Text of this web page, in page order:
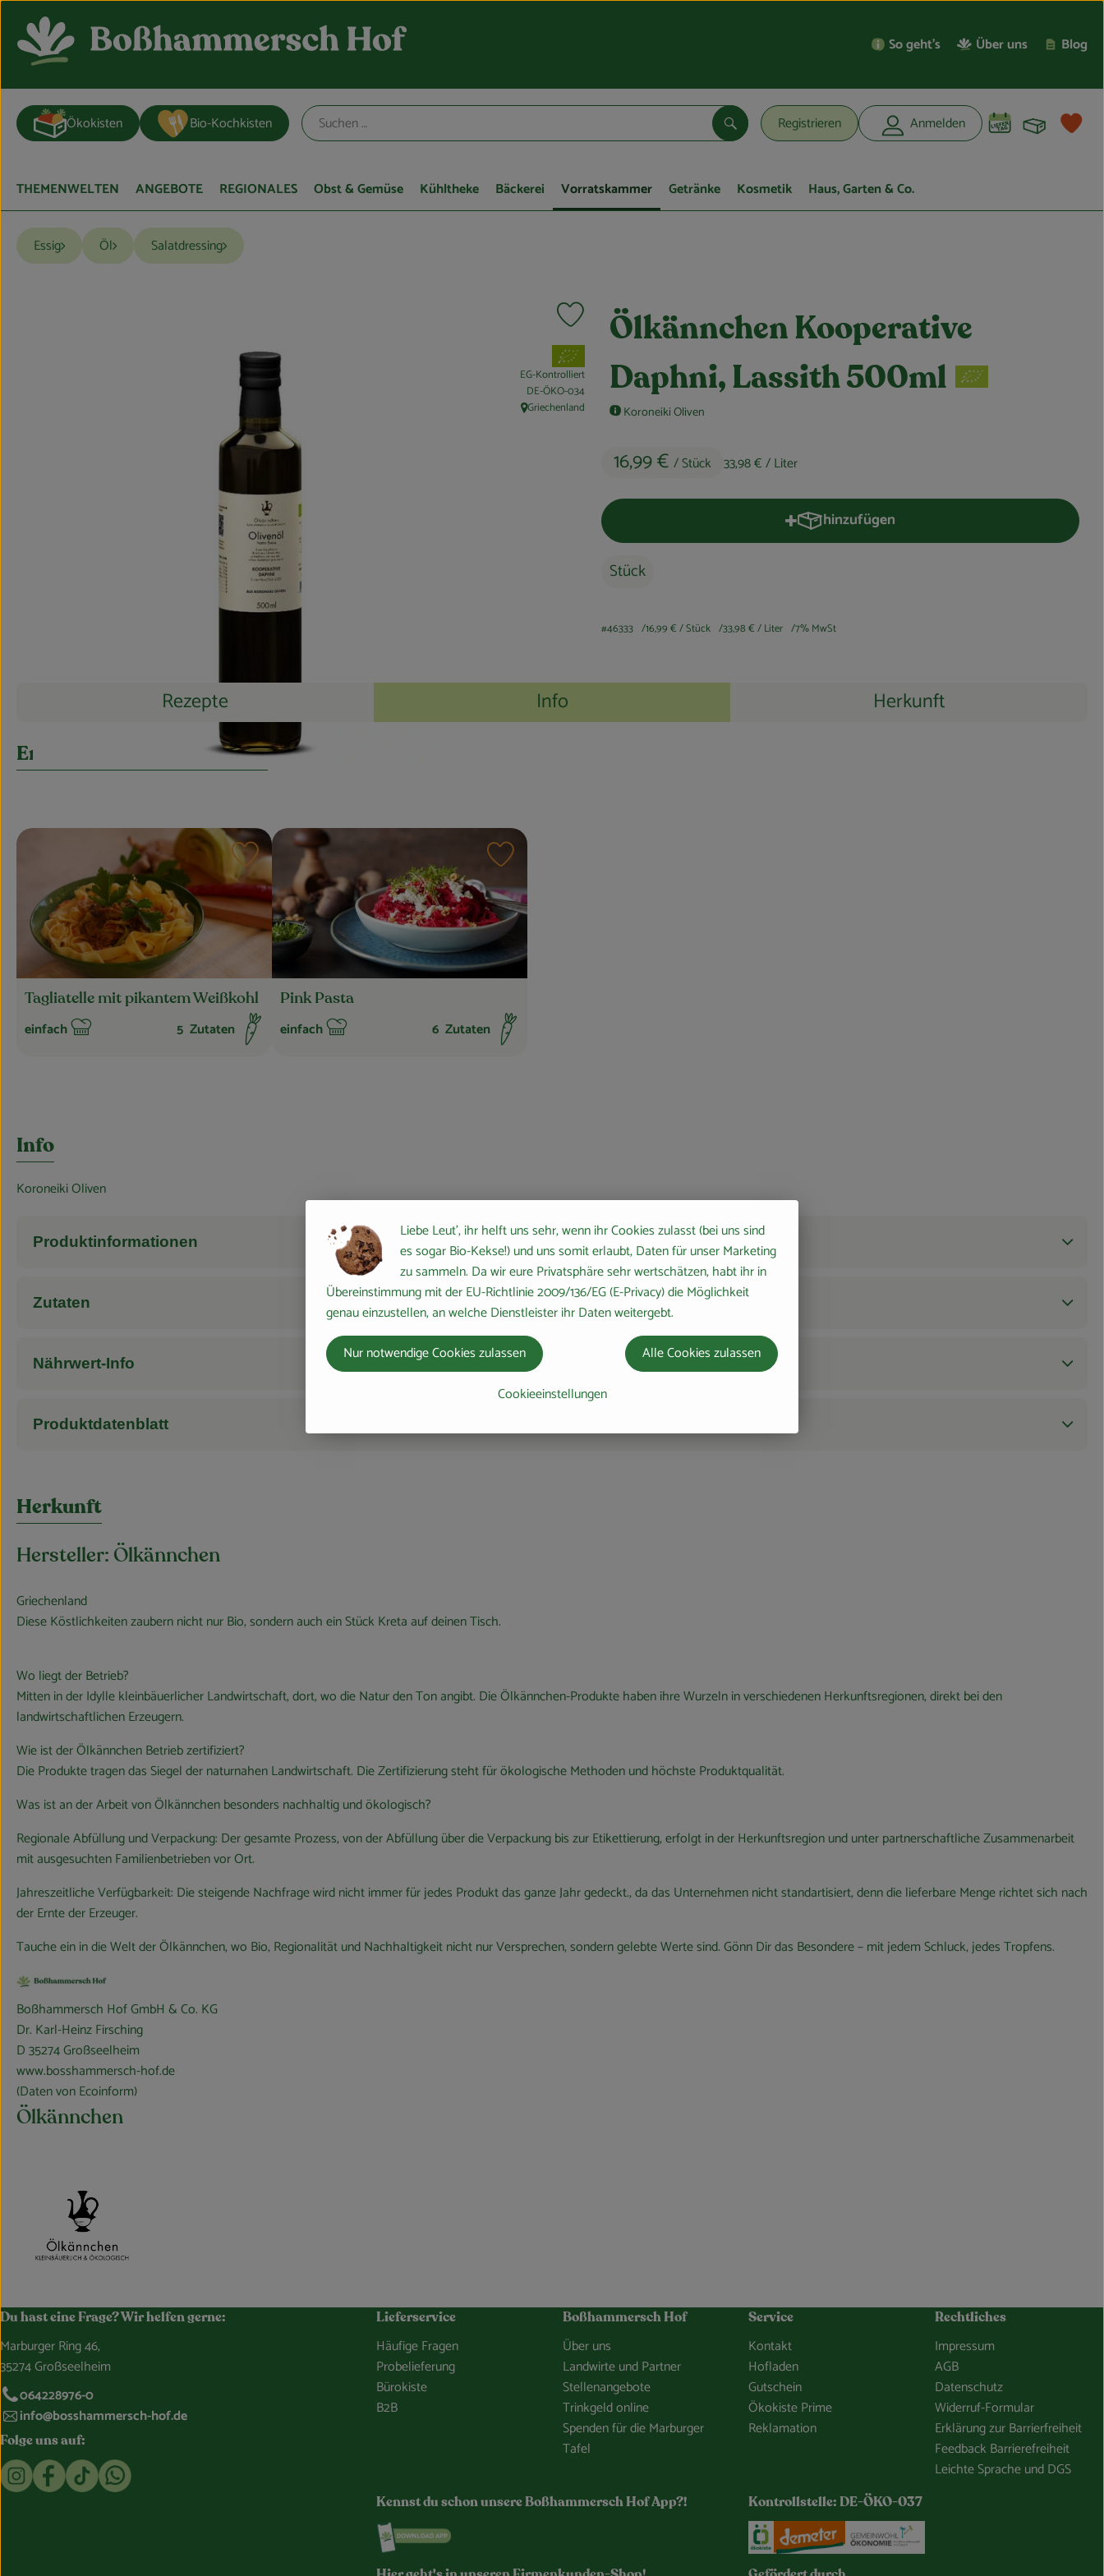
So geht’s Über uns Blog
Registrieren Anmelden
Suchen
Ökokisten Bio-Kochkisten
THEMENWELTEN ANGEBOTE REGIONALES Obst & Gemüse Kühltheke Bäckerei Vorratskammer Getränke Kosmetik Haus, Garten & Co.
Essig Öl Salatdressing
Ölkännchen Kooperative
Daphni, Lassith 500ml
Koroneiki Oliven
16,99 € / Stück 33,98 €/ Liter
Produkt zu Favouriten hinzufügen
, Verband:
EG-Kontrolliert
, Kontrollstelle:
DE-ÖKO-034
, Herkunft:
Griechenland
hinzufügen
Produkt zum Warenkorb hinzufügen
Stück
#46333 16,99 €/ Stück 33,98 €/ Liter 7% MwSt
Rezepte Info Herkunft
Entdecke passende Rezepte
Tagliatelle mit pikantem Weißkohl
Schwierigkeit:
einfach 5 Zutaten
Rezept zu Favouriten hinzufügen
Pink Pasta
Schwierigkeit:
einfach 6 Zutaten
Info
Koroneiki Oliven
Produktinformationen
Zutaten
Nährwert-Info
Produktdatenblatt
Herkunft
Hersteller: Ölkännchen
Griechenland
Diese Köstlichkeiten zaubern nicht nur Bio, sondern auch ein Stück Kreta auf deinen Tisch.
Wo liegt der Betrieb?
Mitten in der Idylle kleinbäuerlicher Landwirtschaft, dort, wo die Natur den Ton angibt. Die Ölkännchen-Produkte haben ihre Wurzeln in verschiedenen Herkunftsregionen, direkt bei den
landwirtschaftlichen Erzeugern.
Wie ist der Ölkännchen Betrieb zertifiziert?
Die Produkte tragen das Siegel der naturnahen Landwirtschaft. Die Zertifizierung steht für ökologische Methoden und höchste Produktqualität.
Was ist an der Arbeit von Ölkännchen besonders nachhaltig und ökologisch?
Regionale Abfüllung und Verpackung: Der gesamte Prozess, von der Abfüllung über die Verpackung bis zur Etikettierung, erfolgt in der Herkunftsregion und unter partnerschaftliche Zusammenarbeit
mit ausgesuchten Familienbetrieben vor Ort.
Jahreszeitliche Verfügbarkeit: Die steigende Nachfrage wird nicht immer für jedes Produkt das ganze Jahr gedeckt., da das Unternehmen nicht standartisiert, denn die lieferbare Menge richtet sich nach
der Ernte der Erzeuger.
Tauche ein in die Welt der Ölkännchen, wo Bio, Regionalität und Nachhaltigkeit nicht nur Versprechen, sondern gelebte Werte sind. Gönn Dir das Besondere – mit jedem Schluck, jedes Tropfens.
Boßhammersch Hof GmbH & Co. KG
Dr. Karl-Heinz Firsching
D 35274 Großseelheim
www.bosshammersch-hof.de
(Daten von Ecoinform)
Ölkännchen
Du hast eine Frage? Wir helfen gerne:
Marburger Ring 46,
35274 Großseelheim
064228976-0
info@bosshammersch-hof.de
Folge uns auf:
Externer Link zu https://www.instagram.com/bosshammerschhof/
Externer Link zu https://www.facebook.com/Oekokiste.Bosshammersch.Hof
Externer Link zu https://www.tiktok.com/@bosshammersch_hof
Externer Link zu https://whatsapp.com/channel/0029VbCaDbdJUM2iLBJEiG1n
Lieferservice
Häufige Fragen
Probelieferung
Bürokiste
B2B
Boßhammersch Hof
Über uns
Landwirte und Partner
Stellenangebote
Trinkgeld online
Spenden für die Marburger
Tafel
Service
Kontakt
Hofladen
Gutschein
Ökokiste Prime
Reklamation
Rechtliches
Impressum
AGB
Datenschutz
Widerruf-Formular
Erklärung zur Barrierfreiheit
Feedback Barrierefreiheit
Leichte Sprache und DGS
Kennst du schon unsere Boßhammersch Hof App?!
Externer Link zu https://www.bosshammersch-hof.de/so-gehts/unsere-app.html
Kontrollstelle: DE-ÖKO-037
Externer Link zu https://www.oekokiste.de/
Externer Link zu https://www.demeter.de/
Liebe Leut', ihr helft uns sehr, wenn ihr Cookies zulasst (bei uns sind
es sogar Bio-Kekse!) und uns somit erlaubt, Daten für unser Marketing
zu sammeln. Da wir eure Privatsphäre sehr wertschätzen, habt ihr in
Übereinstimmung mit der EU-Richtlinie 2009/136/EG (E-Privacy) die Möglichkeit
genau einzustellen, an welche Dienstleister ihr Daten weitergebt.
Cookieeinstellungen
Nur notwendige Cookies zulassen Alle Cookies zulassen